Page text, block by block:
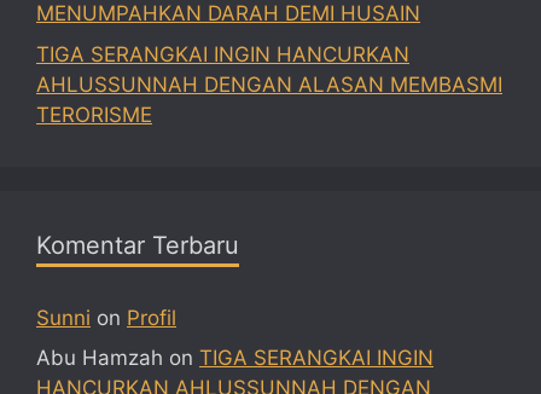
MENUMPAHKAN DARAH DEMI HUSAIN
TIGA SERANGKAI INGIN HANCURKAN
AHLUSSUNNAH DENGAN ALASAN MEMBASMI
TERORISME
Komentar Terbaru
Sunni on Profil
Abu Hamzah on TIGA SERANGKAI INGIN
HANCURKAN AHLUSSUNNAH DENGAN